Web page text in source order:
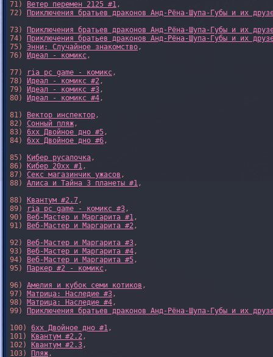
71)
Ветер перемен 2125 #1,
72)
Приключения братьев драконов Анд-Рёна-Шупа-Губы и их
73)
Приключения братьев драконов Анд-Рёна-Шупа-Губы и их
74)
Приключения братьев драконов Анд-Рёна-Шупа-Губы и их
75) Энни: Случайное знакомство,
76)
Идеал - комикс,
77)
ria pc game - комикс,
78)
Идеал - комикс #2,
79)
Идеал - комикс #3,
80)
Идеал - комикс #4,
81)
Вектор инспектор,
82) Сонный пляж,
83) 6xx Двойное дно #5,
84) 6xx Двойное дно #6,
85)
Кибер русалочка,
86)
Кибер 20xx #1,
87) Секс магазинчик ужасов ,
88) Алиса и Тайна 3 планеты #1,
88)
Квантум #2.7,
89)
ria pc game - комикс #3,
90)
Веб-Мастер и Маргарита #1,
91)
Веб-Мастер и Маргарита #2,
92)
Веб-Мастер и Маргарита #3,
93)
Веб-Мастер и Маргарита #4,
94)
Веб-Мастер и Маргарита #5,
95)
Паркер #2 - комикс,
96) Амелия и кубок семи котиков ,
97) Матрица: Наследие #3,
98) Матрица: Наследие #4,
99)
Приключения братьев драконов Анд-Рёна-Шупа-Губы и их
100) 6xx Двойное дно #1,
101)
Квантум #2.2,
102)
Квантум #2.3,
103)
Пляж,